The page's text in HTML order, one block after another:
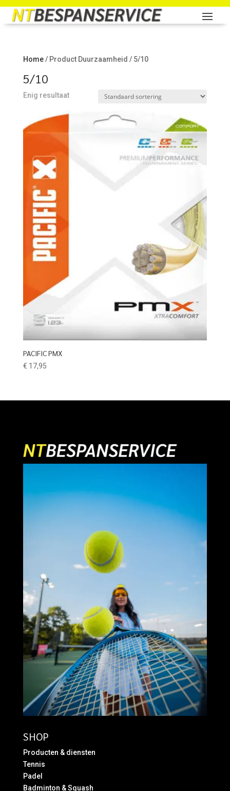
Home/ Product Duurzaamheid / 5/10
5/10
Enig resultaat
PACIFIC PMX
€ 17,95
SHOP
Producten & diensten
Tennis
Padel
Badminton & Squash